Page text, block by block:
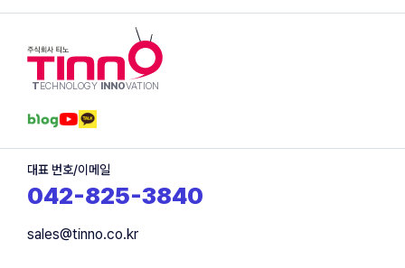
TECHNOLOGY INNOVATION
대표 번호/이메일
042-825-3840
sales@tinno.co.kr